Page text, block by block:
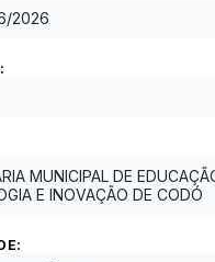
/2026
MUNICIPAL DE
E INOVAÇÃO DE CODÓ